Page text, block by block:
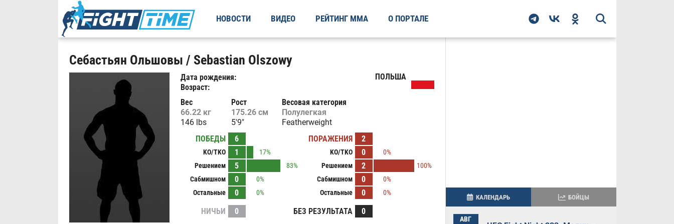
НОВОСТИ ВИДЕО РЕЙТИНГ ММА О ПОРТАЛЕ
Себастьян Ольшовы / Sebastian Olszowy
Дата рождения:
Возраст:
ПОЛЬША
Вес
66.22 кг
146 lbs
Рост
175.26 см
5'9"
Весовая категория
Полулегкая
Featherweight
ПОБЕДЫ
6
KO/TKO 1
17%
Решением
5
83%
Сабмишном
0
0%
Остальные
0 0%
ПОРАЖЕНИЯ 2
KO/TKO 0
0%
Решением
2
100%
Сабмишном
0
0%
Остальные
0 0%
НИЧЬИ 0 БЕЗ РЕЗУЛЬТАТА 0
КАЛЕНДАРЬ БОЙЦЫ
АВГ